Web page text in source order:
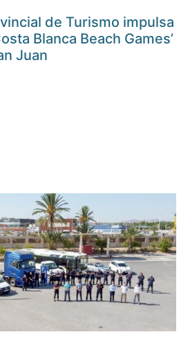
de Turismo impulsa
Blanca Beach Games’
Juan